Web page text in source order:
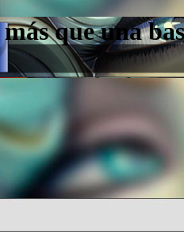
que una